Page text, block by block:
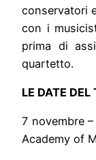
conservatori
con i
prima di
quartetto.
LE DATE DEL
7 novembre
Academy of